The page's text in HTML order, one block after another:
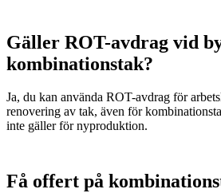
Gäller ROT-avdrag vid
kombinationstak?
Ja, du kan använda ROT-avdrag för
renovering av tak, även för
inte gäller för nyproduktion.
Få offert på